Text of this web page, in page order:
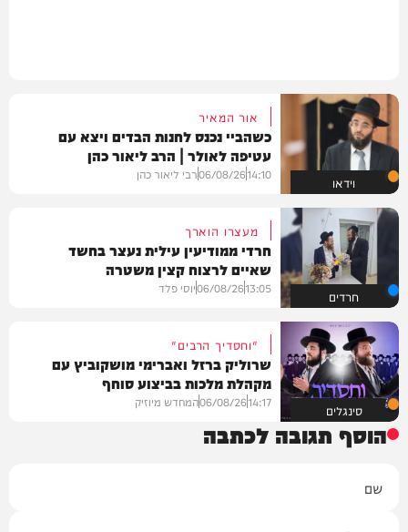
וידאו
אור המאיר
כשהביי נכנס לחנות הבדים ויצא עם
עטיפה לאולר | הרב ליאור כהן
14:10
06/08/26רבי ליאור כהן
חרדים
מעצרו הוארך
חרדי ממודיעין עילית נעצר בחשד
שאיים לרצוח קצין משטרה
13:05
06/08/26יוסי פלד
סינגלים
"וחסדיך הרבים"
שרוליק ברזל ואברימי מושקוביץ עם
מקהלת מלכות בביצוע סוחף
14:17
06/08/26המחדש מיוזיק
הוסף תגובה לכתבה